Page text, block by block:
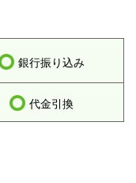
銀行振り込み
代金引換